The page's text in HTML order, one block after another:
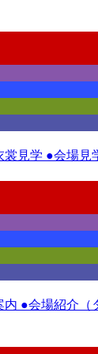
見学 ●会場
●会場紹